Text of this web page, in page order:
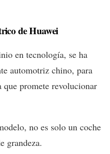
de Huawei
en tecnología, se ha
automotriz chino, para
promete revolucionar
no es solo un coche
grandeza.